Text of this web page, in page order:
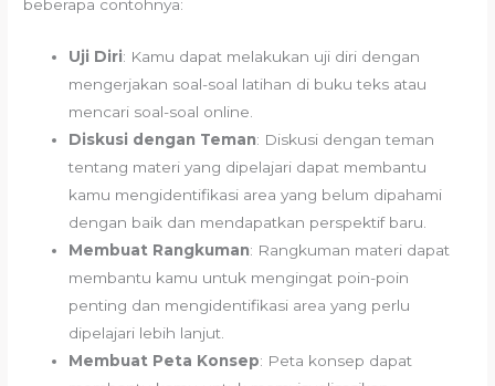
beberapa contohnya:
Uji Diri: Kamu dapat melakukan uji diri dengan
mengerjakan soal-soal latihan di buku teks atau
mencari soal-soal online.
Diskusi dengan Teman: Diskusi dengan teman
tentang materi yang dipelajari dapat membantu
kamu mengidentifikasi area yang belum dipahami
dengan baik dan mendapatkan perspektif baru.
Membuat Rangkuman: Rangkuman materi dapat
membantu kamu untuk mengingat poin-poin
penting dan mengidentifikasi area yang perlu
dipelajari lebih lanjut.
Membuat Peta Konsep: Peta konsep dapat